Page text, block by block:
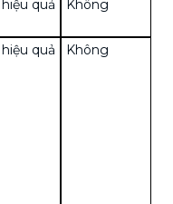
quả Không
quả Không